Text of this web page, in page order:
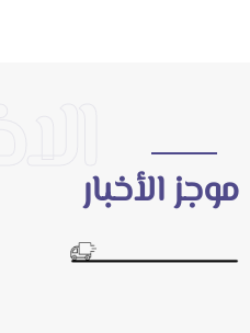
الاخبارالأخبار